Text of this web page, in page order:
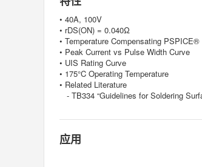
• 40A, 100V
• rDS(ON) = 0.040Ω
• Temperature Compensating PSPICE®
• Peak Current vs Pulse Width Curve
• UIS Rating Curve
• 175°C Operating Temperature
• Related Literature
- TB334 “Guidelines for Soldering
应用